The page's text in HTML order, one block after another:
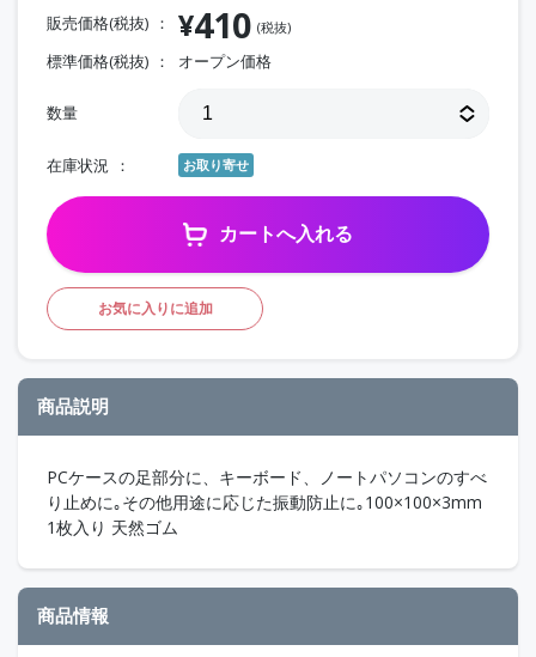
販売価格(税抜) ¥410 (税抜)
標準価格(税抜) オープン価格
数量
在庫状況 お取り寄せ
カートへ入れる
お気に入りに追加
商品説明
PCケースの足部分に、キーボード、ノートパソコンのすべ
り止めに｡その他用途に応じた振動防止に｡100×100×3mm
1枚入り 天然ゴム
商品情報